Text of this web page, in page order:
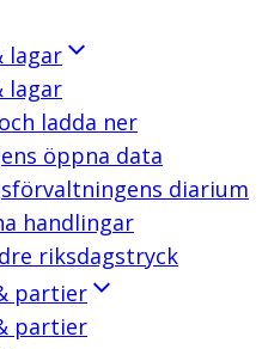
lagar
lagar
ladda ner
öppna data
diarium
handlingar
riksdagstryck
partier
partier